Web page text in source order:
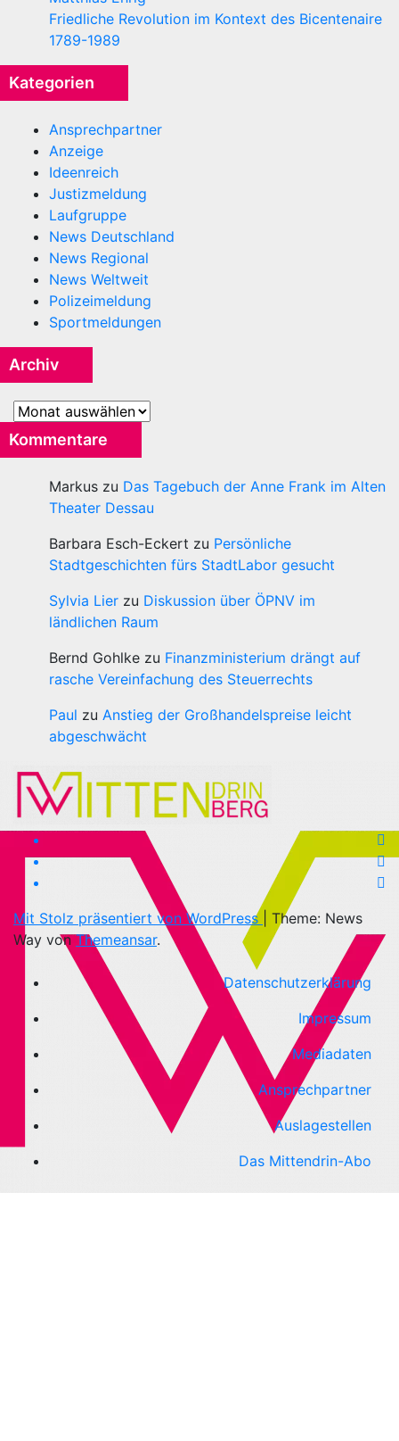
Friedliche Revolution im Kontext des Bicentenaire
1789-1989
Kategorien
Ansprechpartner
Anzeige
Ideenreich
Justizmeldung
Laufgruppe
News Deutschland
News Regional
News Weltweit
Polizeimeldung
Sportmeldungen
Archiv
Archiv
Kommentare
Markus zu Das Tagebuch der Anne Frank im Alten
Theater Dessau
Barbara Esch-Eckert zu Persönliche
Stadtgeschichten fürs StadtLabor gesucht
Sylvia Lier zu Diskussion über ÖPNV im
ländlichen Raum
Bernd Gohlke zu Finanzministerium drängt auf
rasche Vereinfachung des Steuerrechts
Paul zu Anstieg der Großhandelspreise leicht
abgeschwächt
Mit Stolz präsentiert von WordPress
Theme: News
Way vonThemeansar.
Datenschutzerklärung
Impressum
Mediadaten
Ansprechpartner
Auslagestellen
Das Mittendrin-Abo